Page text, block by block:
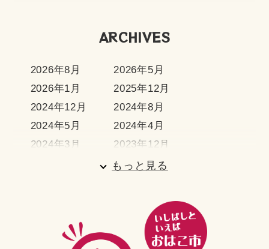
ARCHIVES
2026年8月
2026年5月
2026年1月
2025年12月
2024年12月
2024年8月
2024年5月
2024年4月
2024年3月
2023年12月
2023年10月
2023年6月
2023年4月
2023年3月
2023年1月
2022年12月
もっと見る